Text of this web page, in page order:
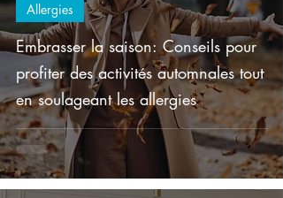
Embrasser la saison: Conseils pour
profiter des activités automnales tout
en soulageant les allergies
Allergies